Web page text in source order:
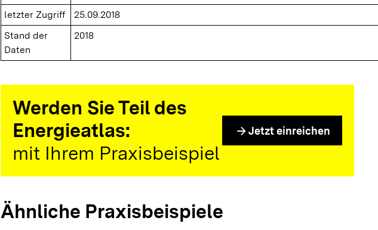
letzter Zugriff
25.09.2018
Stand der
Daten
2018
Werden Sie Teil des
Energieatlas:
mit Ihrem Praxisbeispiel
arrow_forward Jetzt einreichen
Ähnliche Praxisbeispiele